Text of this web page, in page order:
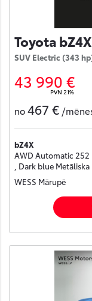
Toyota bZ4X
SUV Electric (343
43 990 €
PVN 21%
no467 € /
bZ4X
AWD Automatic 252
, Dark blue Metāliska
WESS Mārupē